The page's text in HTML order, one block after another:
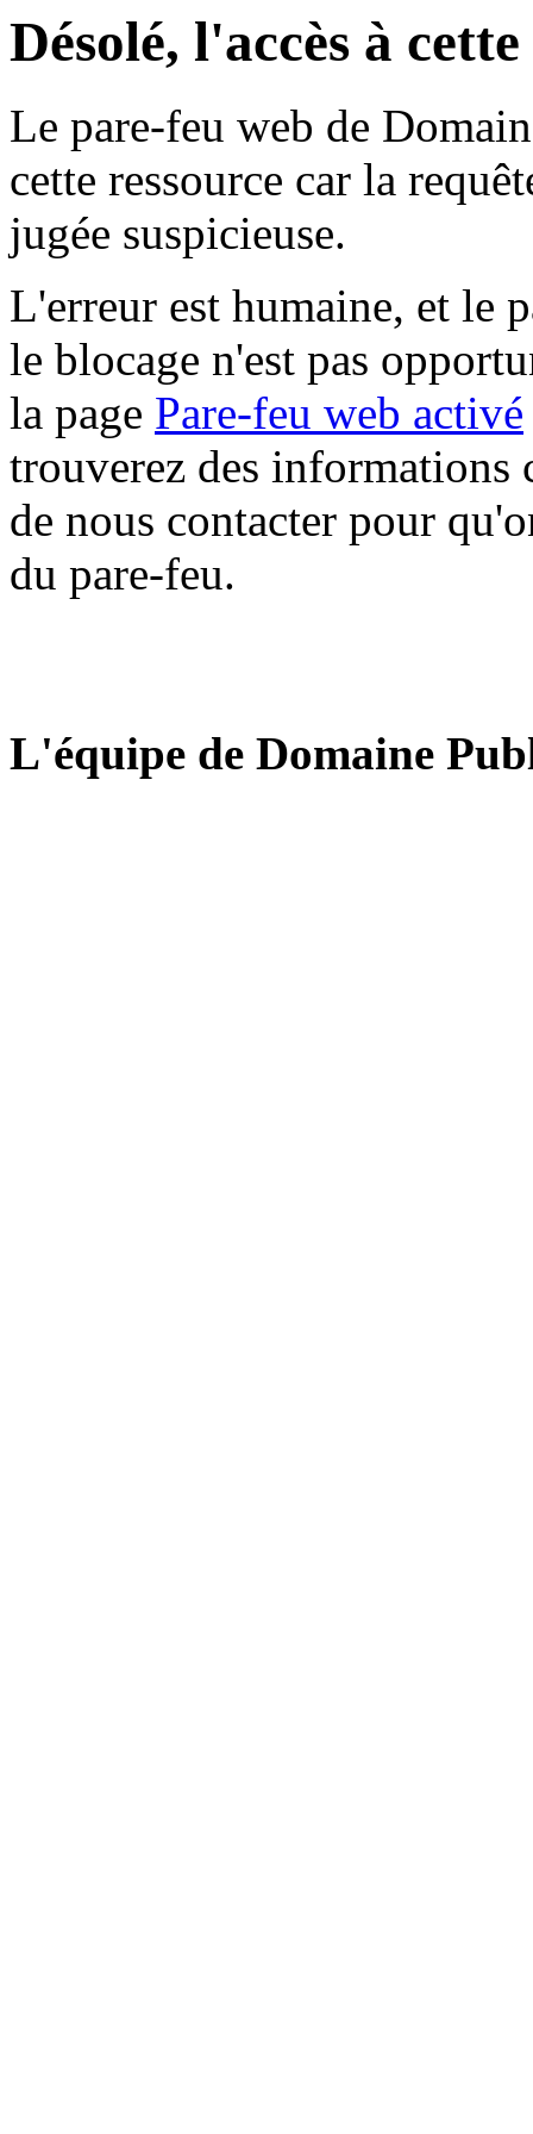
Désolé, l'accès à
Le pare-feu web de
cette ressource car la
jugée suspicieuse.
L'erreur est humaine, et le
le blocage n'est pas
la page Pare-feu web activé
trouverez des informations
de nous contacter pour
du pare-feu.
L'équipe de Domaine